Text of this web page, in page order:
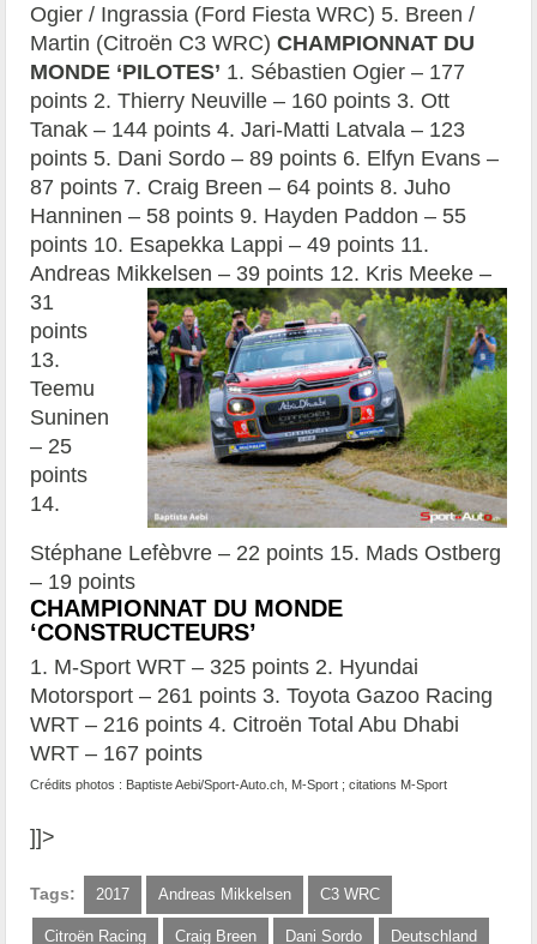
Ogier / Ingrassia (Ford Fiesta WRC) 5. Breen /
Martin (Citroën C3 WRC)CHAMPIONNAT DU
MONDE ‘PILOTES’ 1. Sébastien Ogier – 177
points 2. Thierry Neuville – 160 points 3. Ott
Tanak – 144 points 4. Jari-Matti Latvala – 123
points 5. Dani Sordo – 89 points 6. Elfyn Evans –
87 points 7. Craig Breen – 64 points 8. Juho
Hanninen – 58 points 9. Hayden Paddon – 55
points 10. Esapekka Lappi – 49 points 11.
Andreas Mikkelsen – 39 points 12. Kris Meeke –
31
points
13.
Teemu
Suninen
– 25
points
14.
Stéphane Lefèbvre – 22 points 15. Mads Ostberg
– 19 points
CHAMPIONNAT DU MONDE
‘CONSTRUCTEURS’
1. M-Sport WRT – 325 points 2. Hyundai
Motorsport – 261 points 3. Toyota Gazoo Racing
WRT – 216 points 4. Citroën Total Abu Dhabi
WRT – 167 points
Crédits photos : Baptiste Aebi/Sport-Auto.ch, M-Sport ; citations M-Sport
]]>
Tags: 2017 Andreas Mikkelsen C3 WRC
Citroën Racing Craig Breen Dani Sordo Deutschland